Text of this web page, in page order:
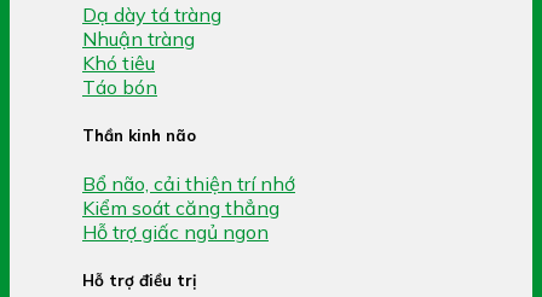
Dạ dày tá tràng
Nhuận tràng
Khó tiêu
Táo bón
Thần kinh não
Bổ não, cải thiện trí nhớ
Kiểm soát căng thẳng
Hỗ trợ giấc ngủ ngon
Hỗ trợ điều trị